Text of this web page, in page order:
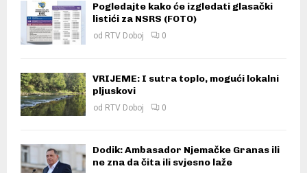
Pogledajte kako će izgledati glasački
listići za NSRS (FOTO)
od RTV Doboj 0
VRIJEME: I sutra toplo, mogući lokalni
pljuskovi
od RTV Doboj 0
Dodik: Ambasador Njemačke Granas ili
ne zna da čita ili svjesno laže